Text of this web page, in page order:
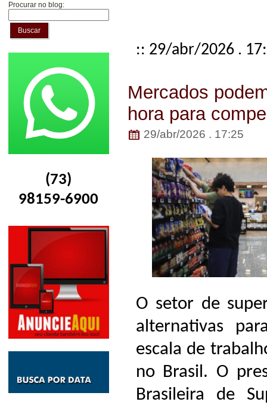
Procurar no blog:
Buscar
(73)
98159-6900
:: 29/abr/2026 .
Mercados
hora para
29/abr/2026 . 17:25
O setor de
alternativas
escala de
no Brasil. O
Brasileira de